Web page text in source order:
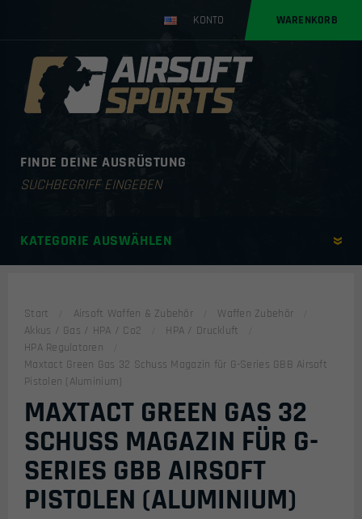
KONTO WARENKORB
FINDE DEINE AUSRÜSTUNG
Products
KATEGORIE AUSWÄHLEN
Start Airsoft Waffen & Zubehör
Waffen Zubehör
Akkus / Gas / HPA / Co2
HPA / Druckluft
HPA Regulatoren
Maxtact Green Gas 32 Schuss Magazin für G-Series GBB Airsoft
Pistolen (Aluminium)
MAXTACT GREEN GAS 32
SCHUSS MAGAZIN FÜR G-
SERIES GBB AIRSOFT
PISTOLEN (ALUMINIUM)